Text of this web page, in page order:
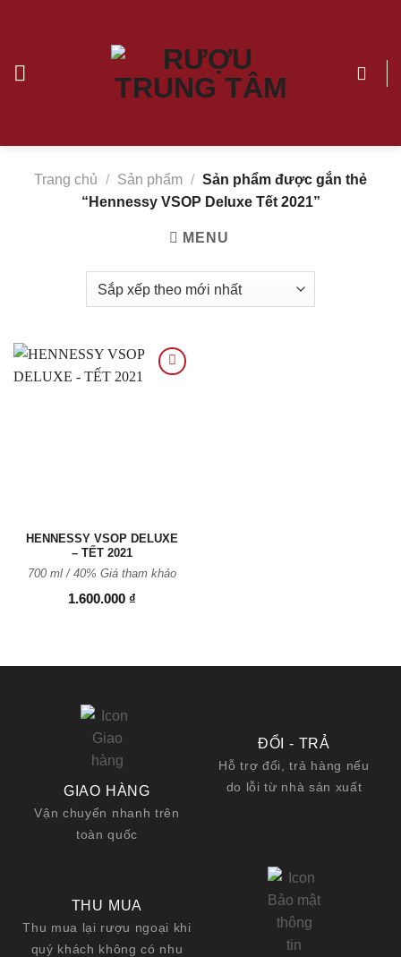
dungHennessy
2021
Trang chủ / Sản phẩm / Sản phẩm được gắn thẻ
“Hennessy VSOP Deluxe Tết 2021”
MENU
HENNESSY VSOP DELUXE
– TẾT 2021
1.600.000 ₫
700 ml / 40% Giá tham khảo
GIAO HÀNG
Vận chuyển nhanh trên
toàn quốc
ĐỔI - TRẢ
Hỗ trợ đổi, trả hàng nếu
do lỗi từ nhà sản xuất
THU MUA
Thu mua lại rượu ngoại khi
quý khách không có nhu